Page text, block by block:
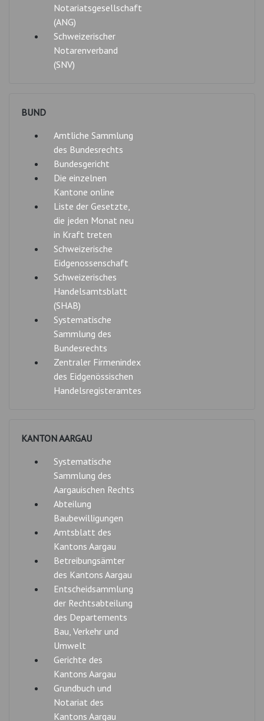
Notariatsgesellschaft
(ANG)
Schweizerischer
Notarenverband
(SNV)
BUND
Amtliche Sammlung
des Bundesrechts
Bundesgericht
Die einzelnen
Kantone online
Liste der Gesetzte,
die jeden Monat neu
in Kraft treten
Schweizerische
Eidgenossenschaft
Schweizerisches
Handelsamtsblatt
(SHAB)
Systematische
Sammlung des
Bundesrechts
Zentraler Firmenindex
des Eidgenössischen
Handelsregisteramtes
KANTON AARGAU
Systematische
Sammlung des
Aargauischen Rechts
Abteilung
Baubewilligungen
Amtsblatt des
Kantons Aargau
Betreibungsämter
des Kantons Aargau
Entscheidsammlung
der Rechtsabteilung
des Departements
Bau, Verkehr und
Umwelt
Gerichte des
Kantons Aargau
Grundbuch und
Notariat des
Kantons Aargau